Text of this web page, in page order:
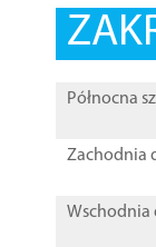
Północna
Zachodnia
Wschodnia